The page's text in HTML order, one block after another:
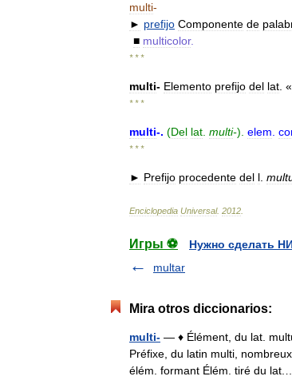
multi-
► prefijo Componente de
■ multicolor.
* * *
multi- Elemento prefijo del lat . «
* * *
multi-. (Del lat multi-). elem
* * *
► Prefijo procedente del l
Enciclopedia Universal. 2012
Игры ⚽
Нужно сделать
multar
Mira otros diccionarios:
multi- — ♦ Élément, du lat.
Préfixe, du latin multi,
élém. formant Élém. tiré du